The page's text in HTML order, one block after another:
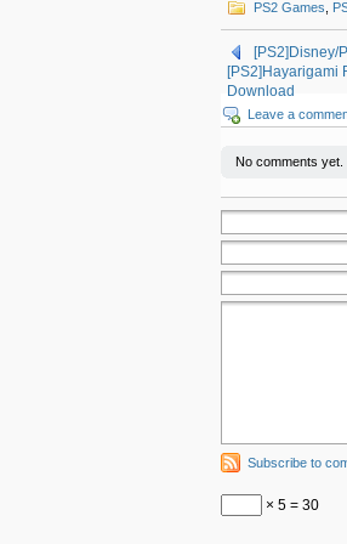
PS2 Games
[PS2]Disney/
[PS2]Hayarigami
Download
Leave a
No comments yet.
Subscribe to
× 5 = 30